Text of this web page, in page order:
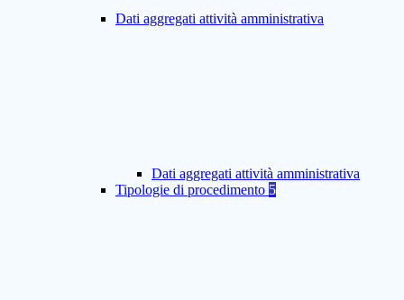
Dati aggregati attività amministrativa
Dati aggregati attività amministrativa
Tipologie di procedimento 5